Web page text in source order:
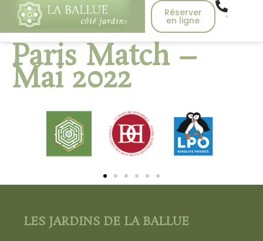
Réserver
en ligne
Paris Match –
Mai 2022
LES JARDINS DE LA BALLUE